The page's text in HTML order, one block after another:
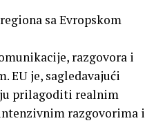
sa Evropskom
razgovora i
EU je, sagledavajući
prilagoditi realnim
razgovorima i